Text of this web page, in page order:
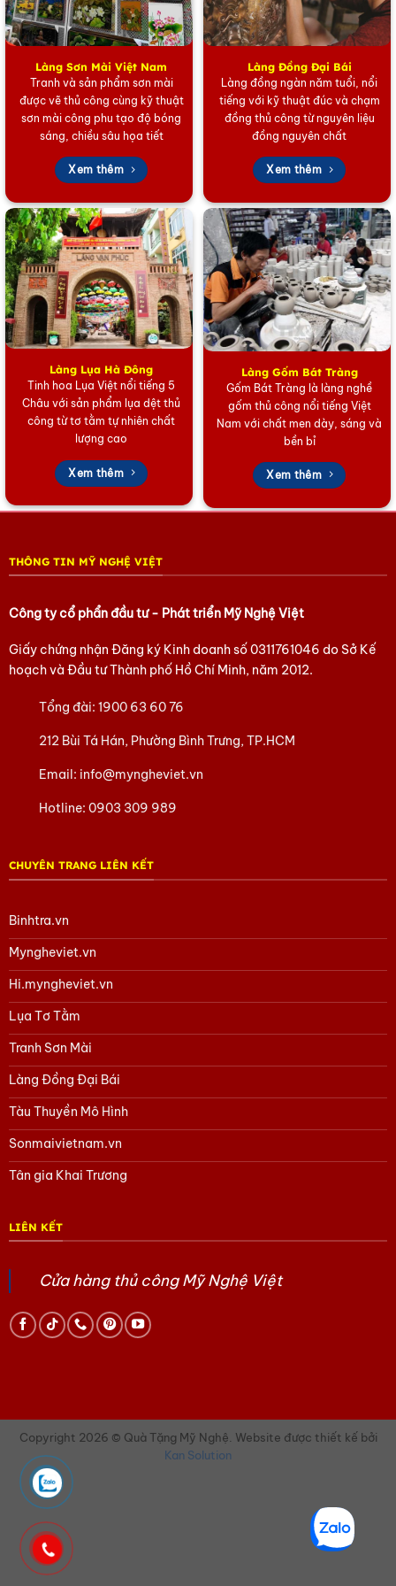
Bộ quà tặng cao cấp SET02 gồm những gì?
Set quà tặng cao cấp VVIP
Set quà tặng cao cấp VVIP
Bức tranh nổi bật với hình ảnh hoa sen sang trọng, được chế
trang trí cao cấp, phù hợp không gian văn phòng hoặc phòng
2. Hộp sơn mài hoa sen đắp nổi
3. Khăn lụa tơ tằm hoa sen
Chiếc khăn lụa mềm mại được làm từ tơ tằm cao cấp, nổi bật
với họa tiết hoa sen vẽ tay tinh tế. Đây là món quà thể hiện sự
quan tâm và gu thẩm mỹ đẳng cấp dành cho người nhận.
Vì sao nên chọn bộ quà tặng cao cấp tại Sgift?
Làng Sơn Mài Việt Nam
Tranh và sản phẩm sơn mài
được vẽ thủ công cùng kỹ thuật
sơn mài công phu tạo độ bóng
sáng, chiều sâu họa tiết
Xem thêm
Làng Đồng Đại Bái
Làng đồng ngàn năm tuổi, nổi
tiếng với kỹ thuật đúc và chạm
đồng thủ công từ nguyên liệu
đồng nguyên chất
Xem thêm
Làng Lụa Hà Đông
Tinh hoa Lụa Việt nổi tiếng 5
Châu với sản phẩm lụa dệt thủ
công từ tơ tằm tự nhiên chất
lượng cao
Xem thêm
Làng Gốm Bát Tràng
Gốm Bát Tràng là làng nghề
gốm thủ công nổi tiếng Việt
Nam với chất men dày, sáng và
bền bỉ
Xem thêm
THÔNG TIN MỸ NGHỆ VIỆT
Công ty cổ phẩn đầu tư - Phát triển Mỹ Nghệ Việt
Giấy chứng nhận Đăng ký Kinh doanh số0311761046 do Sở Kế
hoạch và Đầu tư Thành phố Hồ Chí Minh, năm 2012.
Tổng đài:1900 63 60 76
212 Bùi Tá Hán, Phường Bình Trưng, TP.HCM
Email: info@myngheviet.vn
Hotline:0903 309 989
CHUYÊN TRANG LIÊN KẾT
Binhtra.vn
Myngheviet.vn
Hi.myngheviet.vn
Lụa Tơ Tằm
Tranh Sơn Mài
Làng Đồng Đại Bái
Tàu Thuyền Mô Hình
Sonmaivietnam.vn
Tân gia Khai Trương
LIÊN KẾT
Cửa hàng thủ công Mỹ Nghệ Việt
Copyright 2026 © Quà Tặng Mỹ Nghệ. Website được thiết kế bởi
Kan Solution